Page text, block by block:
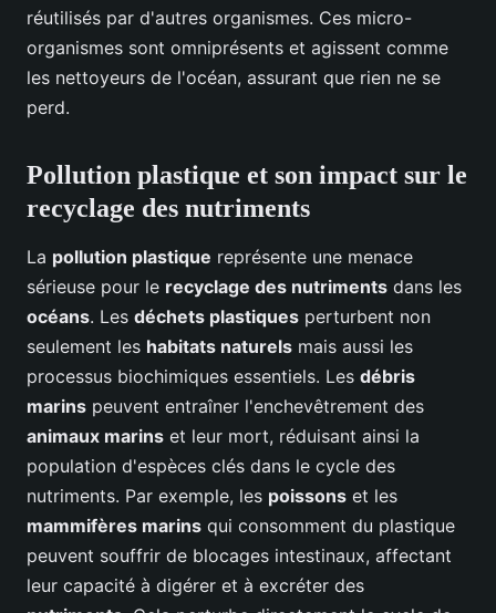
réutilisés par d'autres organismes. Ces micro-
organismes sont omniprésents et agissent comme
les nettoyeurs de l'océan, assurant que rien ne se
perd.
Pollution plastique et son impact sur le
recyclage des nutriments
La pollution plastique représente une menace
sérieuse pour le recyclage des nutriments dans les
océans. Les déchets plastiques perturbent non
seulement les habitats naturels mais aussi les
processus biochimiques essentiels. Les débris
marins peuvent entraîner l'enchevêtrement des
animaux marins et leur mort, réduisant ainsi la
population d'espèces clés dans le cycle des
nutriments. Par exemple, les poissons et les
mammifères marins qui consomment du plastique
peuvent souffrir de blocages intestinaux, affectant
leur capacité à digérer et à excréter des